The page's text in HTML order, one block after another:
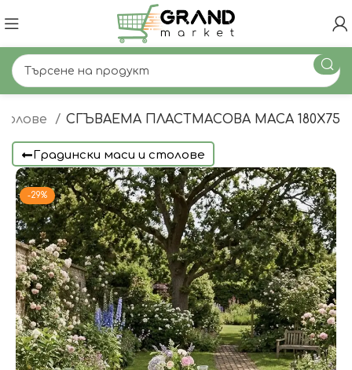
СГЪВАЕМА ПЛАСТМАСОВА МАСА 180Х75
Градински маси и столове
-29%